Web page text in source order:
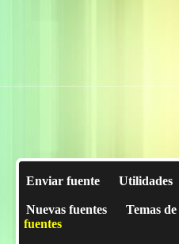
Enviar fuente Utilidades
Nuevas fuentes Temas
fuentes